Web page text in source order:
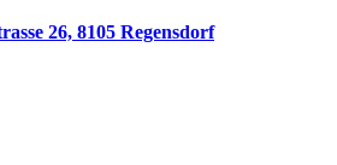
26, 8105 Regensdorf